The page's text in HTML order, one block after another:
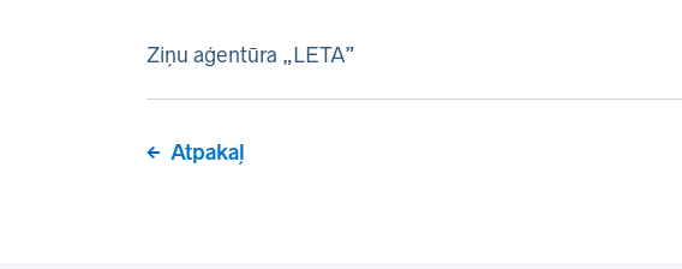
Ziņu aģentūra „LETA”
Atpakaļ